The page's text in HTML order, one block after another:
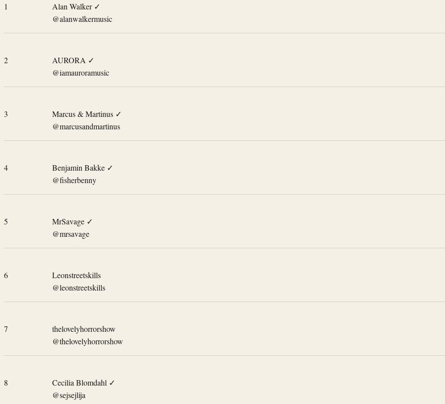
1 Alan Walker ✓
@alanwalkermusic
2 AURORA ✓
@iamauroramusic
3 Marcus & Martinus ✓
@marcusandmartinus
4 Benjamin Bakke ✓
@fisherbenny
5 MrSavage ✓
@mrsavage
6
Leonstreetskills
@leonstreetskills
7
thelovelyhorrorshow
@thelovelyhorrorshow
8 Cecilia Blomdahl ✓
@sejsejlija